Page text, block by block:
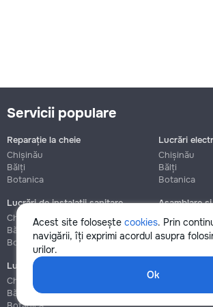
Acest site folosește cookies. Prin
navigării, îți exprimi acordul asupra
urilor.
Ok
Servicii populare
Reparație la cheie
Chișinău
Bălți
Botanica
Lucrări
Chișinău
Bălți
Botanica
Lucrări de instalații sanitare
Chișinău
Bălți
Botanica
Asamblare
Chișinău
Botanica
Lucrări de construcție și instalare
Chișinău
Bălți